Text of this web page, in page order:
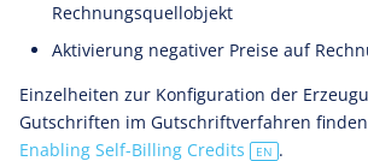
Rechnungsquellobjekt
Aktivierung negativer Preise auf
Einzelheiten zur Konfiguration der
Gutschriften im Gutschriftverfahren
Enabling Self-Billing Credits
EN .